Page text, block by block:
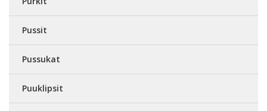
Pussit
Pussukat
Puuklipsit